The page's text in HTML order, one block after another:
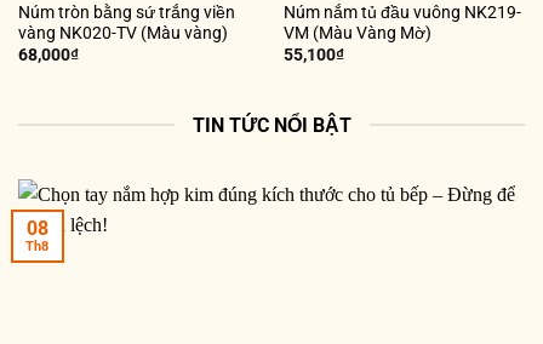
Núm tròn bằng sứ trắng viền
vàng NK020-TV (Màu vàng)
68,000₫
Núm nắm tủ đầu vuông NK219-
VM (Màu Vàng Mờ)
55,100₫
TIN TỨC NỔI BẬT
08
Th8